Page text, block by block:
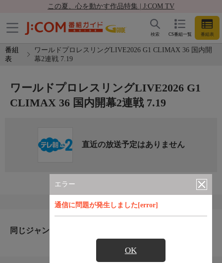
この夏、心を動かす作品特集 | J:COM TV
CS番組一覧 番組表
検索
番組
表
ワールドプロレスリングLIVE2026 G1 CLIMAX 36 国内開
幕2連戦 7.19
エラー
通信に問題が発生しました[error]
OK
ワールドプロレスリングLIVE2026 G1
CLIMAX 36 国内開幕2連戦 7.19
直近の放送予定はありません
同じジャンルのおすすめ番組